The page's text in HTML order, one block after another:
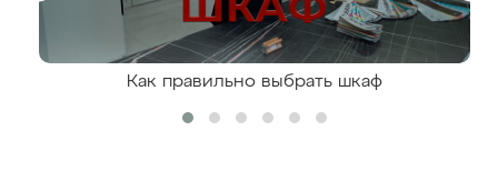
Как правильно выбрать шкаф